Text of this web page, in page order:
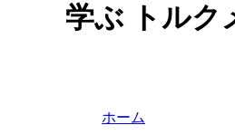
学ぶ トルク
ホーム